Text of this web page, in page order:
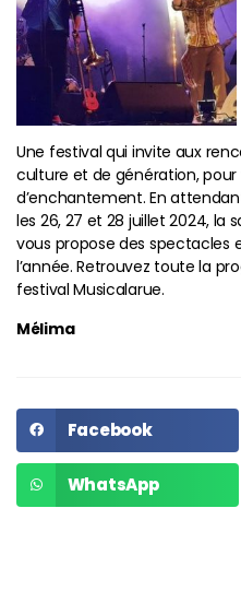
Une festival qui invite aux
culture et de génération,
d’enchantement. En
les 26, 27 et 28 juillet 2024, la
vous propose des
l’année. Retrouvez toute la
festival Musicalarue.
Mélima
Facebook
WhatsApp